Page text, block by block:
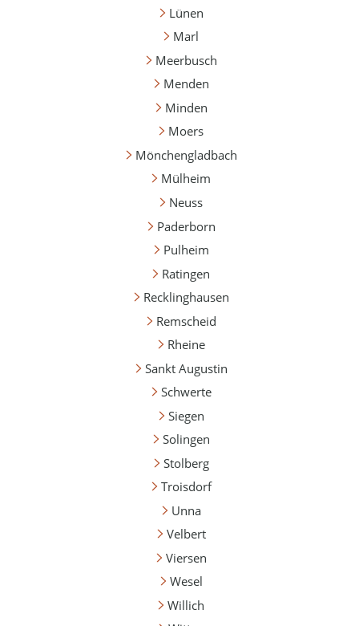
Lünen
Marl
Meerbusch
Menden
Minden
Moers
Mönchengladbach
Mülheim
Neuss
Paderborn
Pulheim
Ratingen
Recklinghausen
Remscheid
Rheine
Sankt Augustin
Schwerte
Siegen
Solingen
Stolberg
Troisdorf
Unna
Velbert
Viersen
Wesel
Willich